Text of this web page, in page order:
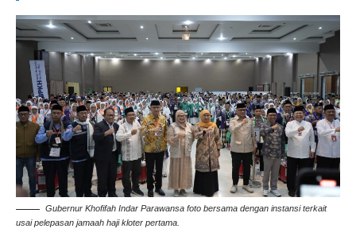
Gubernur Khofifah Indar Parawansa foto bersama dengan instansi terkait
usai pelepasan jamaah haji kloter pertama.